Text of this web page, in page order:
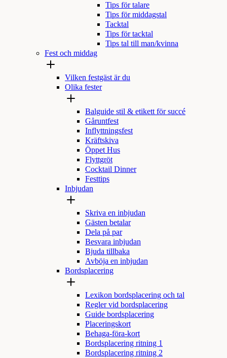
Tips för talare
Tips för middagstal
Tacktal
Tips för tacktal
Tips tal till man/kvinna
Fest och middag
Vilken festgäst är du
Olika fester
Balguide stil & etikett för succé
Gåruntfest
Inflyttningsfest
Kräftskiva
Öppet Hus
Flyttgröt
Cocktail Dinner
Festtips
Inbjudan
Skriva en inbjudan
Gästen betalar
Dela på par
Besvara inbjudan
Bjuda tillbaka
Avböja en inbjudan
Bordsplacering
Lexikon bordsplacering och tal
Regler vid bordsplacering
Guide bordsplacering
Placeringskort
Behaga-föra-kort
Bordsplacering ritning 1
Bordsplacering ritning 2